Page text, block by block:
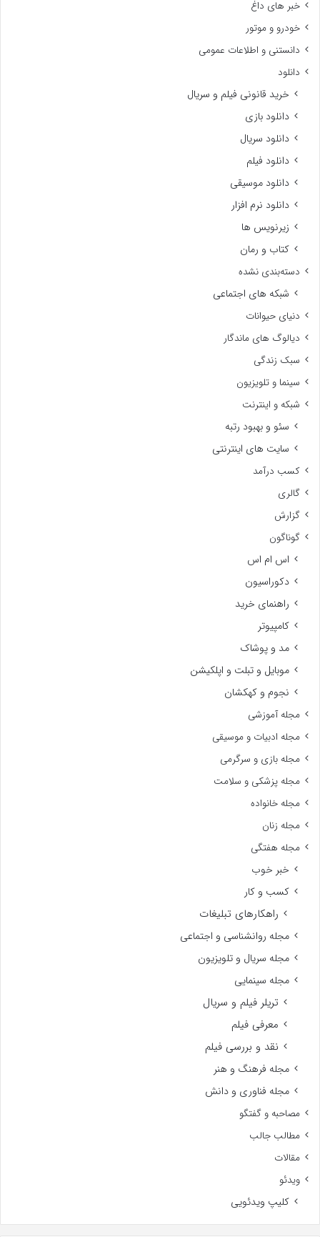
خبر های داغ
خودرو و موتور
دانستنی و اطلاعات عمومی
دانلود
خرید قانونی فیلم و سریال
دانلود بازی
دانلود سریال
دانلود فیلم
دانلود موسیقی
دانلود نرم افزار
زیرنویس ها
کتاب و رمان
دسته‌بندی نشده
شبکه های اجتماعی
دنیای حیوانات
دیالوگ های ماندگار
سبک زندگی
سینما و تلویزیون
شبکه و اینترنت
سئو و بهبود رتبه
سایت های اینترنتی
کسب درآمد
گالری
گزارش
گوناگون
اس ام اس
دکوراسیون
راهنمای خرید
کامپیوتر
مد و پوشاک
موبایل و تبلت و اپلکیشن
نجوم و کهکشان
مجله آموزشی
مجله ادبیات و موسیقی
مجله بازی و سرگرمی
مجله پزشکی و سلامت
مجله خانواده
مجله زنان
مجله هفتگی
خبر خوب
کسب و کار
راهکارهای تبلیغات
مجله روانشناسی و اجتماعی
مجله سریال و تلویزیون
مجله سینمایی
تریلر فیلم و سریال
معرفی فیلم
نقد و بررسی فیلم
مجله فرهنگ و هنر
مجله فناوری و دانش
مصاحبه و گفتگو
مطالب جالب
مقالات
ویدئو
کلیپ ویدئویی